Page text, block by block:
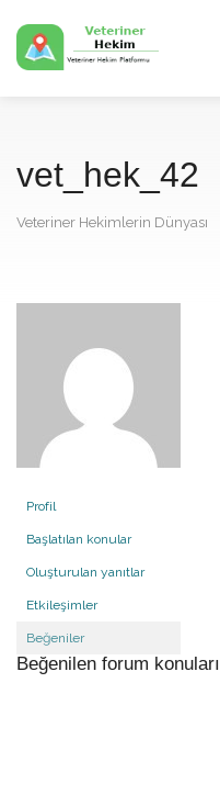
vet_hek_42
Veteriner Hekimlerin Dünyası
Profil
Başlatılan konular
Oluşturulan yanıtlar
Etkileşimler
Beğeniler
Beğenilen forum konuları